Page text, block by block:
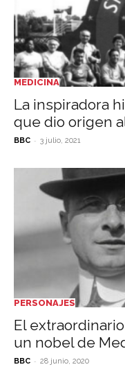
MEDICINA
La inspiradora
que dio origen
BBC - 3 julio, 2021
PERSONAJES
El
un nobel de
BBC - 28 junio, 2020